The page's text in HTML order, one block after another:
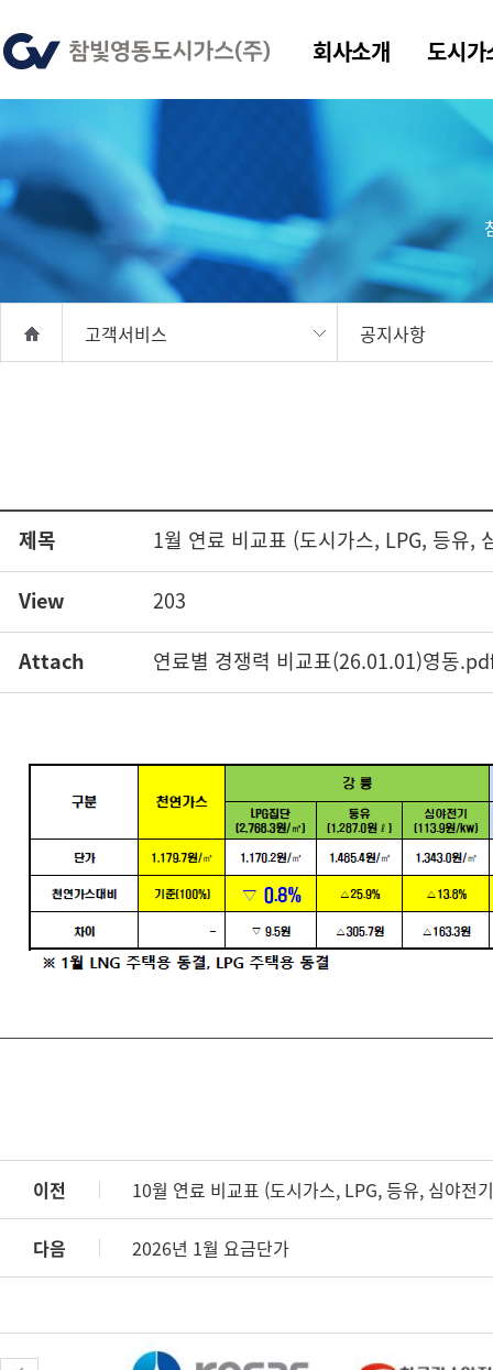
회사소개 도시가
고객서비스 공지사항
제목 1월 연료 비교표 (도시가스, LPG, 등유,
View 203
Attach 연료별 경쟁력 비교표(26.01.01)영동
이전 10월 연료 비교표 (도시가스, LPG, 등유, 심야전
다음 2026년 1월 요금단가